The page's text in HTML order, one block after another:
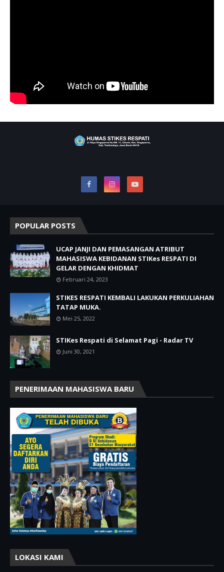
POPULAR POSTS
UCAP JANJI DAN PEMASANGAN ATRIBUT
MAHASISWA KEBIDANAN STIKes RESPATI DI
GELAR DENGAN KHIDMAT
Februari 24, 2023
STIKES RESPATI KEMBALI LAKUKAN PERKULIAHAN
TATAP MUKA.
Mei 25, 2022
STIKes Respati di Selamat Pagi - Radar TV
Juni 30, 2021
PENERIMAAN MAHASISWA BARU
LOKASI KAMI